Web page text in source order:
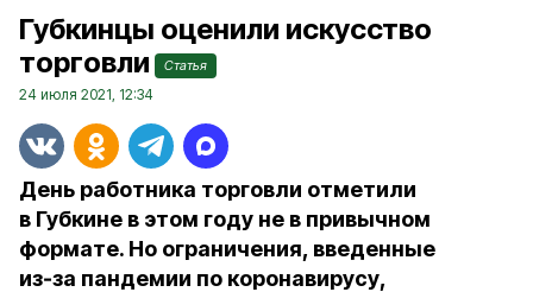
Губкинцы оценили искусство
торговли
Статья
24 июля 2021, 12:34
День работника торговли отметили
в Губкине в этом году не в привычном
формате. Но ограничения, введенные
из‑за пандемии по коронавирусу,